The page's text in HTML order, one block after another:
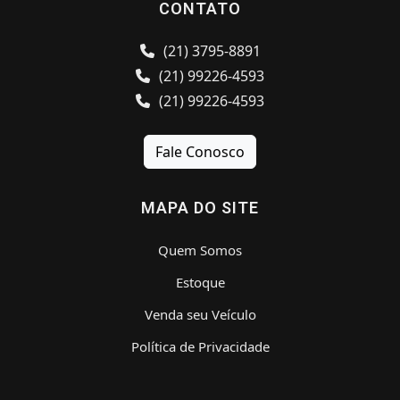
CONTATO
(21) 3795-8891
(21) 99226-4593
(21) 99226-4593
Fale Conosco
MAPA DO SITE
Quem Somos
Estoque
Venda seu Veículo
Política de Privacidade